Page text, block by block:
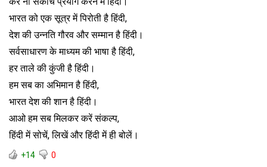
भारत को एक सूत्र में पिरोती है हिंदी,
देश की उन्नति गौरव और सम्मान है हिंदी।
सर्वसाधारण के माध्यम की भाषा है हिंदी,
हर ताले की कुंजी है हिंदी।
हम सब का अभिमान है हिंदी,
भारत देश की शान है हिंदी।
आओ हम सब मिलकर करें संकल्प,
हिंदी में सोचें, लिखें और हिंदी में ही बोलें।
+14 0